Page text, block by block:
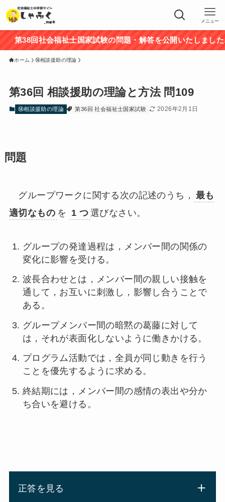
メニュー
38回社会福祉士国家試験の問題・解答を公開いたしました。
ホーム ⑭相談援助の理論
第36回 相談援助の理論と方法 問109
⑭相談援助の理論 第36回 社会福祉士国家試験 2026年2月1日
問題
グループワークに関する次の記述のうち， 最も
適切なもの を 1 つ 選びなさい。
グループの発達過程は，メンバー間の関係の
変化に影響を受ける。
波長合わせとは，メンバー間の親しい接触を
通して，お互いに刺激し，影響し合うことで
ある。
グループメンバー間の暗黙の葛藤に対して
は，それが表面化しないように働きかける。
プログラム活動では，全員が同じ動きを行う
ことを優先するように求める。
終結期には，メンバー間の感情の表出や分か
ち合いを避ける。
正答を見る